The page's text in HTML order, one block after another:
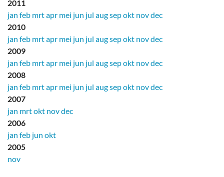
2011
jan feb mrtapr mei jun jul augsepokt novdec
2010
jan feb mrtapr mei jun jul augsepokt novdec
2009
jan feb mrtapr mei jun jul augsepokt novdec
2008
jan feb mrtapr mei jun jul augsepokt novdec
2007
jan mrtokt novdec
2006
jan feb jun okt
2005
nov